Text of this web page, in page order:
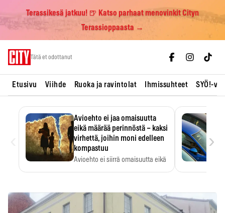
Terassikesä jatkuu! 🍺 Katso parhaat menovinkit Cityn
Terassioppaasta →
Tätä et odottanut
Etusivu Viihde Ruoka ja ravintolat Ihmissuhteet SYÖ!-
Avioehto ei jaa omaisuutta
eikä määrää perinnöstä – kaksi
virhettä, joihin moni edelleen
kompastuu
Avioehto ei siirrä omaisuutta eikä
›